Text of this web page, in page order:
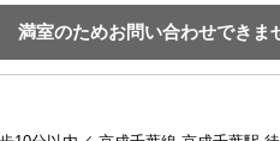
満室のためお問い合わせできま